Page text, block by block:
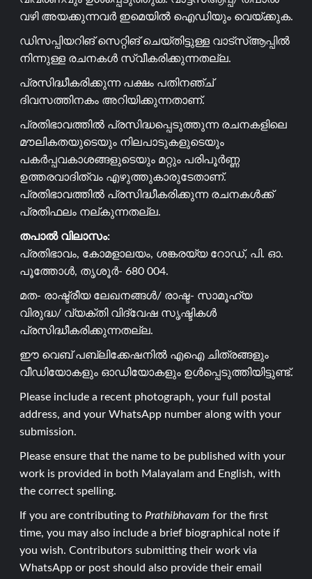
വഴി അയക്കുന്നവർ ഇമെയിൽ ഐഡിയും വെയ്ക്കുക.
ഡിസപ്പിയറിങ് സെറ്റിങ് ചെയ്തിട്ടുള്ള വാട്സ്ആപ്പിൽ
നിന്നുള്ള രചനകൾ സ്വീകരിക്കുന്നതല്ല.
പ്രസിദ്ധീകരിക്കുന്ന പക്ഷം പതിനഞ്ച്
ദിവസത്തിനകം അറിയിക്കുന്നതാണ്.
പ്രതിഭാവത്തിൽ പ്രസിദ്ധപ്പെടുത്തുന്ന രചനകളിലെ
മൗലികതയുടെയും നിലപാടുകളുടെയും
പകർപ്പവകാശങ്ങളുടെയും മറ്റും പരിപൂർണ്ണ
ഉത്തരവാദിത്വം എഴുത്തുകാരുടേതാണ്.
പ്രതിഭാവത്തിൽ പ്രസിദ്ധീകരിക്കുന്ന രചനകൾക്ക്
പ്രതിഫലം നല്കുന്നതല്ല.
തപാൽ വിലാസം:
പ്രതിഭാവം, കോമളാലയം, ശങ്കരയ്യ റോഡ്, പി. ഓ.
പൂത്തോൾ, തൃശൂർ- 680 004.
മത- രാഷ്ട്രീയ ലേഖനങ്ങൾ/ രാഷ്ട- സാമൂഹ്യ
വിരുദ്ധ/ വ്യക്തി വിദ്വേഷ സൃഷ്ടികൾ
പ്രസിദ്ധീകരിക്കുന്നതല്ല.
ഈ വെബ് പബ്ലിക്കേഷനിൽ എഐ ചിത്രങ്ങളും
വീഡിയോകളും ഓഡിയോകളും ഉൾപ്പെടുത്തിയിട്ടുണ്ട്.
Please include a recent photograph, your full postal
address, and your WhatsApp number along with your
submission.
Please ensure that the name to be published with your
work is provided in both Malayalam and English, with
the correct spelling.
If you are contributing to Prathibhavam for the first
time, you may also include a brief biographical note if
you wish. Contributors submitting their work via
WhatsApp or post should also provide their email